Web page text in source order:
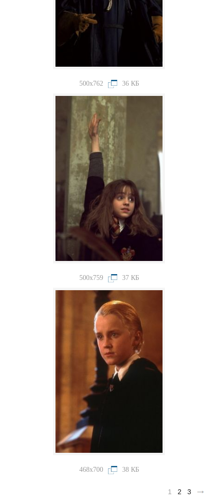
500x762 36 КБ
500x759 37 КБ
468x700 38 КБ
1 2 3